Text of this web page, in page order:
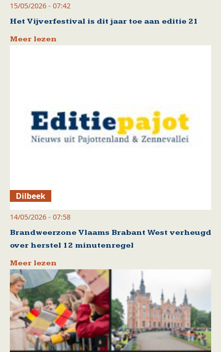
15/05/2026 - 07:42
Het Vijverfestival is dit jaar toe aan editie 21
Meer lezen
Dilbeek
14/05/2026 - 07:58
Brandweerzone Vlaams Brabant West verheugd
over herstel 12 minutenregel
Meer lezen